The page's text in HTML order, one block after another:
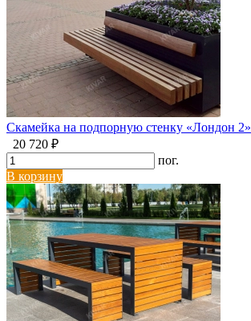
Скамейка на подпорную стенку «Лондон 2»
20 720 ₽
пог.
В корзину